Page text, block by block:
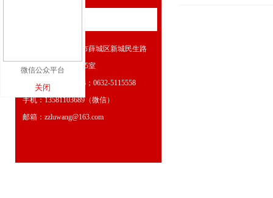
地址：山东省枣庄市薛城区新城民生路
659号嘉汇大厦7层25室
电话：400-632-6768；0632-5115558
手机：13581103689（微信）
邮箱：zzluwang@163.com
微信公众平台
关闭